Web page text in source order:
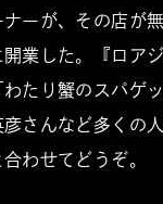
ナーが、その店が
開業した。『ロア
わたり蟹のスパゲ
さんなど多くの
わせてどうぞ。